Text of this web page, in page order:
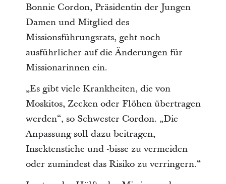
Bonnie Cordon, Präsidentin der Jungen
Damen und Mitglied des
Missionsführungsrats, geht noch
ausführlicher auf die Änderungen für
Missionarinnen ein.
„Es gibt viele Krankheiten, die von
Moskitos, Zecken oder Flöhen übertragen
werden“, so Schwester Cordon. „Die
Anpassung soll dazu beitragen,
Insektenstiche und -bisse zu vermeiden
oder zumindest das Risiko zu verringern.“